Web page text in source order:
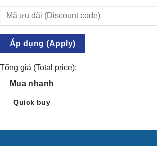
Áp dụng (Apply)
Tổng giá (Total price):
Mua nhanh
Quick buy